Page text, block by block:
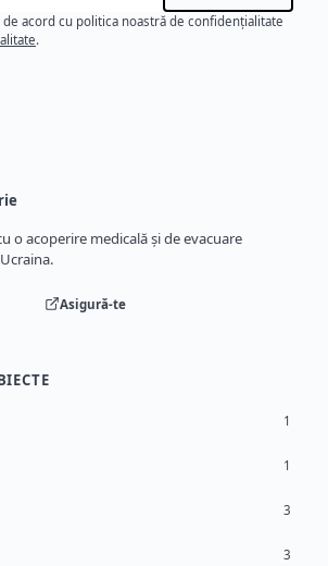
acord cu politica noastră de confidențialitate
.
o acoperire medicală și de evacuare
Asigură-te
1
1
3
3